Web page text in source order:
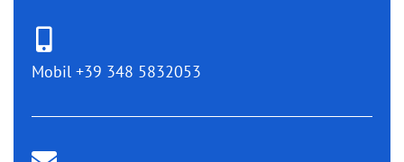
Mobil ‭+39 348 5832053‬